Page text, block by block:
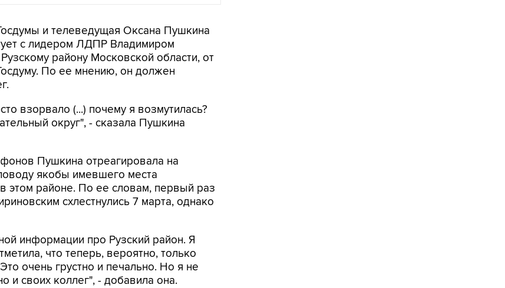
и телеведущая Оксана Пушкина
с лидером ЛДПР Владимиром
району Московской области, от
По ее мнению, он должен
взорвало (...) почему я возмутилась?
округ", - сказала Пушкина
Пушкина отреагировала на
якобы имевшего места
этом районе. По ее словам, первый раз
схлестнулись 7 марта, однако
информации про Рузский район. Я
что теперь, вероятно, только
очень грустно и печально. Но я не
и своих коллег", - добавила она.